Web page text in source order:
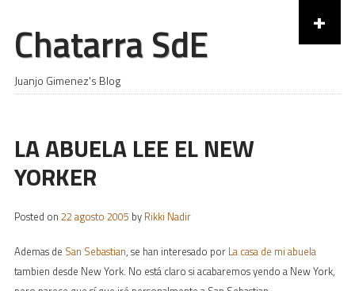
Chatarra SdE
Juanjo Gimenez's Blog
+
Skip to content
LA ABUELA LEE EL NEW
YORKER
Posted on 22 agosto 2005 by Rikki Nadir
Ademas de San Sebastian, se han interesado por La casa de mi abuela
tambien desde New York. No está claro si acabaremos yendo a New York,